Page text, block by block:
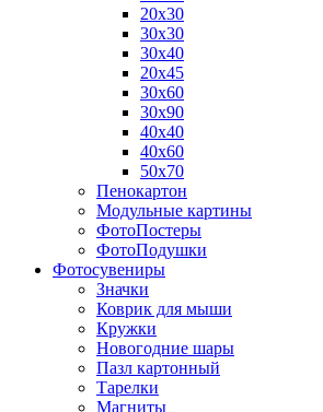
20х30
30х30
30х40
20х45
30х60
30х90
40х40
40х60
50х70
Пенокартон
Модульные картины
ФотоПостеры
ФотоПодушки
Фотоcувениры
Значки
Коврик для мыши
Кружки
Новогодние шары
Пазл картонный
Тарелки
Магниты